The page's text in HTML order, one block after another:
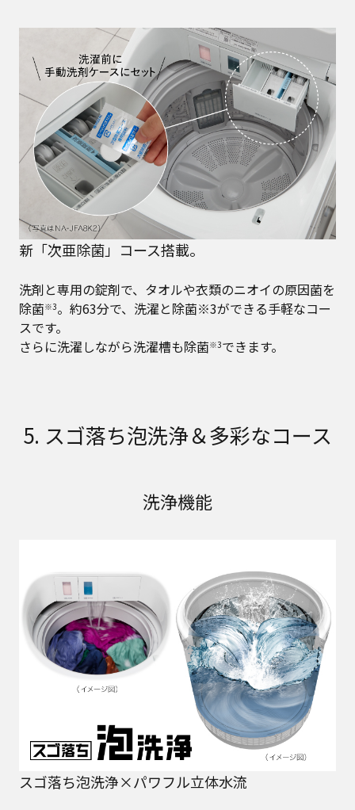
新「次亜除菌」コース搭載。
洗剤と専用の錠剤で、タオルや衣類のニオイの原因菌を
除菌※3。約63分で、洗濯と除菌※3ができる手軽なコー
スです。
さらに洗濯しながら洗濯槽も除菌※3できます。
5. スゴ落ち泡洗浄＆多彩なコース
洗浄機能
スゴ落ち泡洗浄×パワフル立体水流